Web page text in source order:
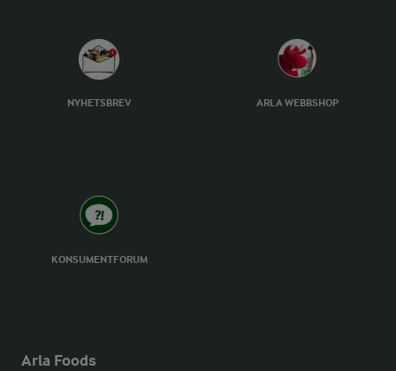
NYHETSBREV ARLA WEBBSHOP
KONSUMENTFORUM
Arla Foods